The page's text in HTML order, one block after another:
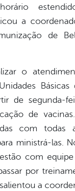
a
de
o
de segunda-
de
com todas
ministrá-las.
com
por
a